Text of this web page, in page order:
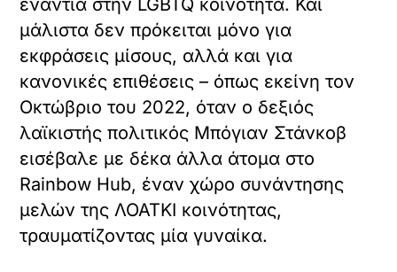
ενάντια στην LGBTQ κοινότητα. Και
μάλιστα δεν πρόκειται μόνο για
εκφράσεις μίσους, αλλά και για
κανονικές επιθέσεις – όπως εκείνη τον
Οκτώβριο του 2022, όταν ο δεξιός
λαϊκιστής πολιτικός Μπόγιαν Στάνκοβ
εισέβαλε με δέκα άλλα άτομα στο
Rainbow Hub, έναν χώρο συνάντησης
μελών της ΛΟΑΤΚΙ κοινότητας,
τραυματίζοντας μία γυναίκα.